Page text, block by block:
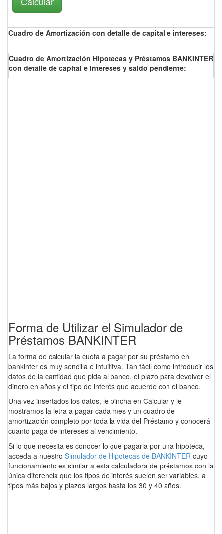
Cuadro de Amortización con detalle de capital e intereses:
Cuadro de Amortización Hipotecas y Préstamos BANKINTER
con detalle de capital e intereses y saldo pendiente:
Forma de Utilizar el Simulador de
Préstamos BANKINTER
La forma de calcular la cuota a pagar por su préstamo en
bankinter es muy sencilla e intuititva. Tan fácil como introducir los
datos de la cantidad que pida al banco, el plazo para devolver el
dinero en años y el tipo de interés que acuerde con el banco.
Una vez insertados los datos, le pincha en Calcular y le
mostramos la letra a pagar cada mes y un cuadro de
amortización completo por toda la vida del Préstamo y conocerá
cuanto paga de intereses al vencimiento.
Si lo que necesita es conocer lo que pagaria por una hipoteca,
acceda a nuestro Simulador de Hipotecas de BANKINTER cuyo
funcionamiento es similar a esta calculadora de préstamos con la
única diferencia que los tipos de interés suelen ser variables, a
tipos más bajos y plazos largos hasta los 30 y 40 años.